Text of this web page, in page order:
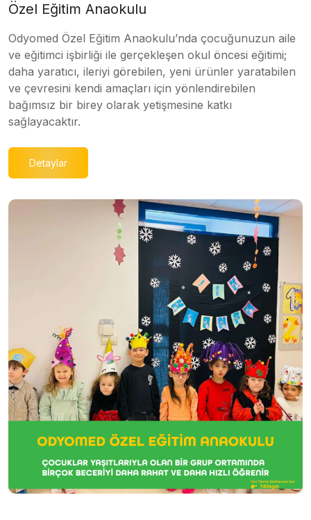
Özel Eğitim Anaokulu
Odyomed Özel Eğitim Anaokulu’nda çocuğunuzun aile
ve eğitimci işbirliği ile gerçekleşen okul öncesi eğitimi;
daha yaratıcı, ileriyi görebilen, yeni ürünler yaratabilen
ve çevresini kendi amaçları için yönlendirebilen
bağımsız bir birey olarak yetişmesine katkı
sağlayacaktır.
Detaylar